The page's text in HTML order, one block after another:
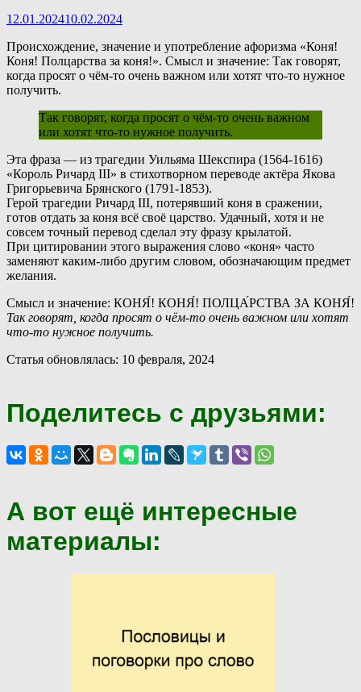
12.01.202410.02.2024
Происхождение, значение и употребление афоризма «Коня!
Коня! Полцарства за коня!». Смысл и значение: Так говорят,
когда просят о чём-то очень важном или хотят что-то нужное
получить.
Так говорят, когда просят о чём-то очень важном
или хотят что-то нужное получить.
Эта фраза — из трагедии Уильяма Шекспира (1564-1616)
«Король Ричард III» в стихотворном переводе актёра Якова
Григорьевича Брянского (1791-1853).
Герой трагедии Ричард III, потерявший коня в сражении,
готов отдать за коня всё своё царство. Удачный, хотя и не
совсем точный перевод сделал эту фразу крылатой.
При цитировании этого выражения слово «коня» часто
заменяют каким-либо другим словом, обозначающим предмет
желания.
Смысл и значение: КОНЯ́! КОНЯ́! ПОЛЦА́РСТВА ЗА КОНЯ́!
Так говорят, когда просят о чём-то очень важном или хотят
что-то нужное получить.
Статья обновлялась: 10 февраля, 2024
Поделитесь с друзьями:
А вот ещё интересные
материалы: